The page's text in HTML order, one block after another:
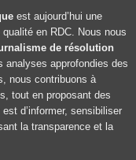
est aujourd’hui une
en RDC. Nous nous
de résolution
analyses approfondies des
nous contribuons à
tout en proposant des
d’informer, sensibiliser
la transparence et la